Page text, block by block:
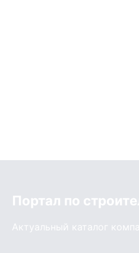
Портал по
Актуальный каталог